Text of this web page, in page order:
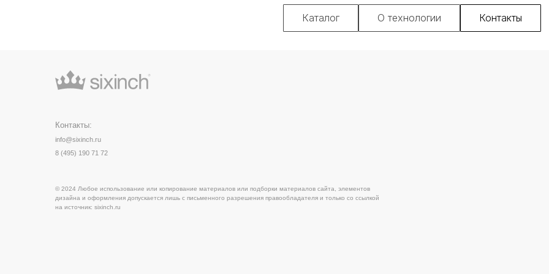
Каталог О технологии Контакты
© 2024 Любое использование или копирование материалов или подборки материалов сайта, элементов
дизайна и оформления допускается лишь с письменного разрешения правообладателя и только со ссылкой